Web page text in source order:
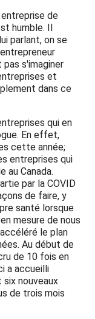
de
humble. Il
parlant, on se
s'imaginer
et
dans ce
qui en
En effet,
cette année;
entreprises qui
au Canada.
par la COVID
de faire, y
santé lorsque
mesure de nous
le plan
Au début de
de 10 fois en
a accueilli
six nouveaux
de trois mois